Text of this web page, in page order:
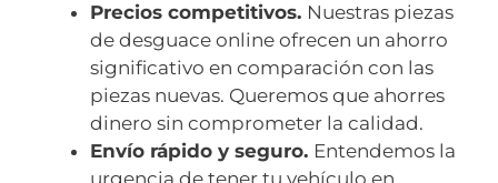
Precios competitivos. Nuestras piezas
de desguace online ofrecen un ahorro
significativo en comparación con las
piezas nuevas. Queremos que ahorres
dinero sin comprometer la calidad.
Envío rápido y seguro. Entendemos la